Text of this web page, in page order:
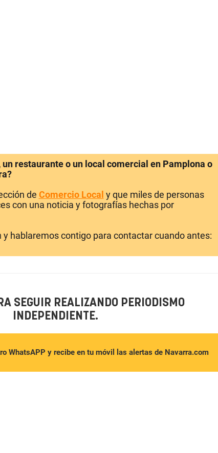
un restaurante o un local comercial en Pamplona o
de Comercio Local y que miles de personas
con una noticia y fotografías hechas por
y hablaremos contigo para contactar cuando antes:
SEGUIR REALIZANDO PERIODISMO
INDEPENDIENTE.
WhatsAPP y recibe en tu móvil las alertas de Navarra.com